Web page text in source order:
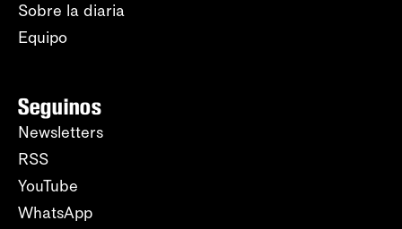
Sobre la diaria
Equipo
Seguinos
Newsletters
RSS
YouTube
WhatsApp